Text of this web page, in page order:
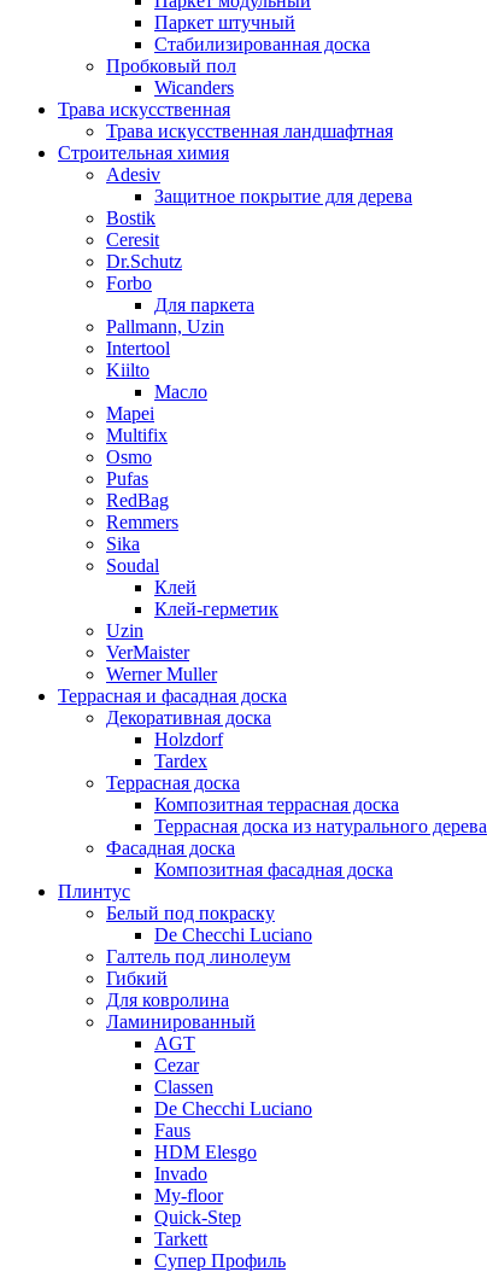
Паркет штучный
Стабилизированная доска
Пробковый пол
Wicanders
Трава искусственная
Трава искусственная ландшафтная
Строительная химия
Adesiv
Защитное покрытие для дерева
Bostik
Ceresit
Dr.Schutz
Forbo
Для паркета
Pallmann, Uzin
Intertool
Kiilto
Масло
Mapei
Multifix
Osmo
Pufas
RedBag
Remmers
Sika
Soudal
Клей
Клей-герметик
Uzin
VerMaister
Werner Muller
Террасная и фасадная доска
Декоративная доска
Holzdorf
Tardex
Террасная доска
Композитная террасная доска
Террасная доска из натурального дерева
Фасадная доска
Композитная фасадная доска
Плинтус
Белый под покраску
De Checchi Luciano
Галтель под линолеум
Гибкий
Для ковролина
Ламинированный
AGT
Cezar
Classen
De Checchi Luciano
Faus
HDM Elesgo
Invado
My-floor
Quick-Step
Tarkett
Супер Профиль